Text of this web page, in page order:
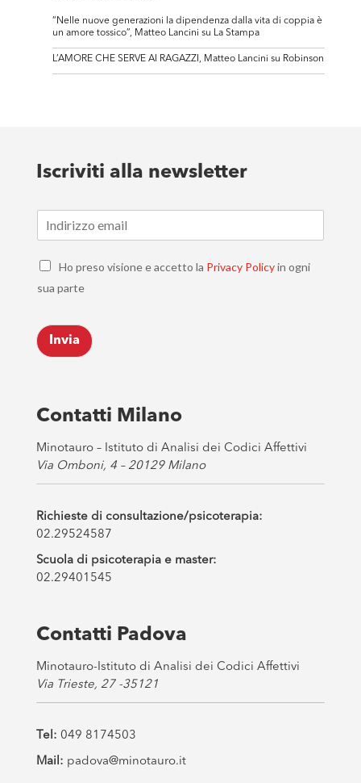
“Nelle nuove generazioni la dipendenza dalla vita di coppia è
un amore tossico”, Matteo Lancini su La Stampa
L’AMORE CHE SERVE AI RAGAZZI, Matteo Lancini su Robinson
Iscriviti alla newsletter
m
*
C
e
k
b
o
s
*
Ho preso visione e accetto la Privacy Policyin ogni
sua parte
Invia
Contatti Milano
Minotauro – Istituto di Analisi dei Codici Affettivi
Via Omboni, 4 – 20129 Milano
Richieste di consultazione/psicoterapia:
02.29524587
Scuola di psicoterapia e master:
02.29401545
Contatti Padova
Minotauro-Istituto di Analisi dei Codici Affettivi
Via Trieste, 27 -35121
Tel: 049 8174503
Mail: padova@minotauro.it